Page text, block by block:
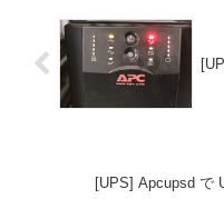
[UPS] Apcupsd で